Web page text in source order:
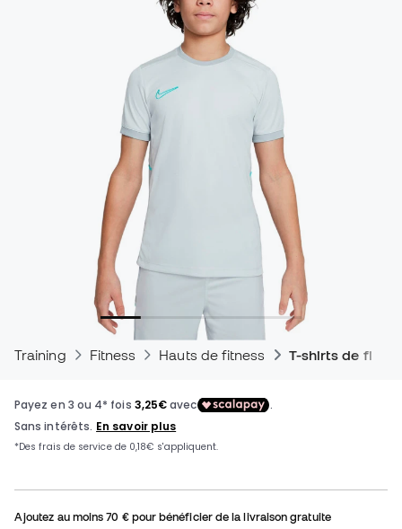
Training Fitness Hauts de fitness T-shirts de
Ajoutez au moins70 €pour bénéficier de la livraison gratuite